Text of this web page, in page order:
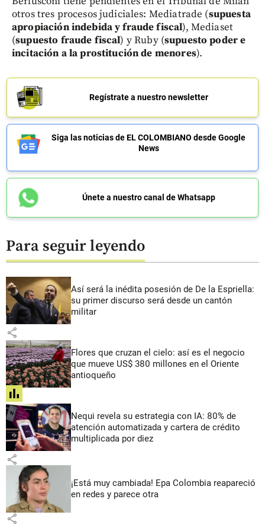
otros tres procesos judiciales: Mediatrade (supuesta
apropiación indebida y fraude fiscal), Mediaset
(supuesto fraude fiscal) y Ruby (supuesto poder e
incitación a la prostitución de menores).
Regístrate a nuestro newsletter
Siga las noticias de EL COLOMBIANO desde Google
News
Únete a nuestro canal de Whatsapp
Para seguir leyendo
Así será la inédita posesión de De la Espriella:
su primer discurso será desde un cantón
militar
share
Flores que cruzan el cielo: así es el negocio
que mueve US$ 380 millones en el Oriente
antioqueño
share
Nequi revela su estrategia con IA: 80% de
atención automatizada y cartera de crédito
multiplicada por diez
share
¡Está muy cambiada! Epa Colombia reapareció
en redes y parece otra
share